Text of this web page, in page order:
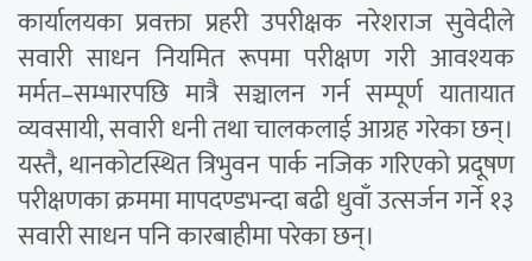
कार्यालयका प्रवक्ता प्रहरी उपरीक्षक नरेशराज सुवेदीले
सवारी साधन नियमित रूपमा परीक्षण गरी आवश्यक
मर्मत–सम्भारपछि मात्रै सञ्चालन गर्न सम्पूर्ण यातायात
व्यवसायी, सवारी धनी तथा चालकलाई आग्रह गरेका छन्।
यस्तै, थानकोटस्थित त्रिभुवन पार्क नजिक गरिएको प्रदूषण
परीक्षणका क्रममा मापदण्डभन्दा बढी धुवाँ उत्सर्जन गर्ने १३
सवारी साधन पनि कारबाहीमा परेका छन्।